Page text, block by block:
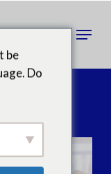
菜单
优势
be
Do